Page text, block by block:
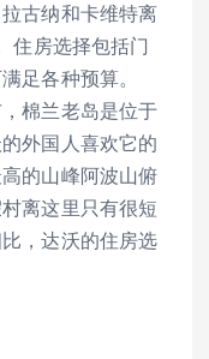
古纳和卡维特离
住房选择包括门
足各种预算。
棉兰老岛是位于
外国人喜欢它的
的山峰阿波山俯
离这里只有很短
，达沃的住房选